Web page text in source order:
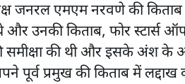
जनरल एमएम नरवणे की किताब
उनकी किताब, फोर स्टार्स
समीक्षा की थी और इसके अंश के
पूर्व प्रमुख की किताब में